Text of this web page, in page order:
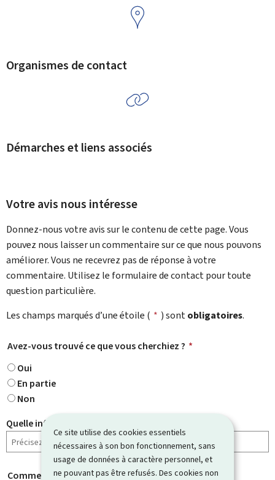
Ce site utilise des cookies essentiels
nécessaires à son bon fonctionnement, sans
usage de données à caractère personnel, et
ne pouvant pas être refusés. Des cookies non
Organismes de contact
Démarches et liens associés
Votre avis nous intéresse
Donnez-nous votre avis sur le contenu de cette page. Vous
pouvez nous laisser un commentaire sur ce que nous pouvons
améliorer. Vous ne recevrez pas de réponse à votre
commentaire. Utilisez le formulaire de contact pour toute
question particulière.
Les champs marqués d’une étoile ( * ) sontobligatoires.
Avez-vous trouvé ce que vous cherchiez ? *
Oui
En partie
Non
Quelle information cherchiez-vous ?
Comment évaluez-vous cette page ? *